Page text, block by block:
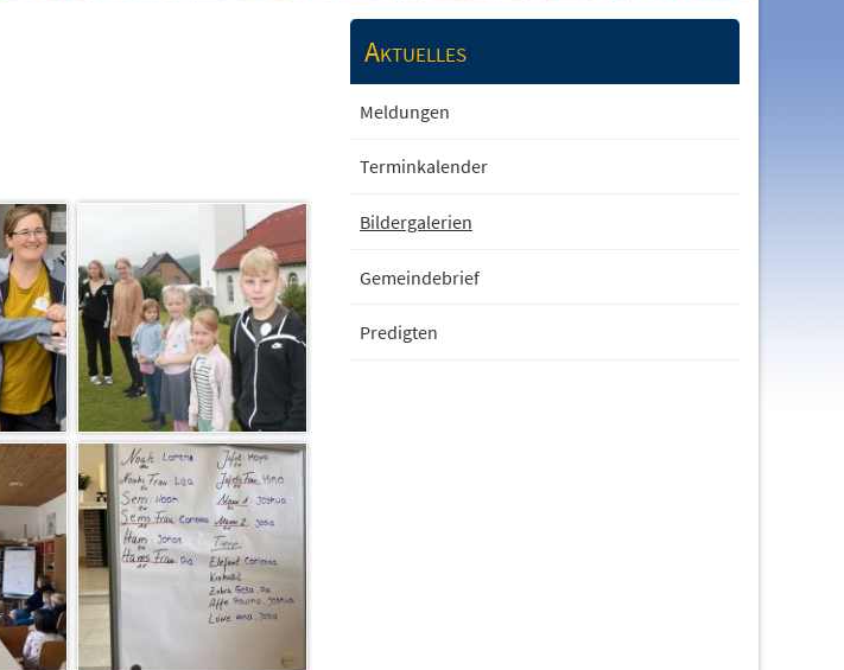
Aktuelles
Meldungen
Terminkalender
Bildergalerien
Gemeindebrief
Predigten